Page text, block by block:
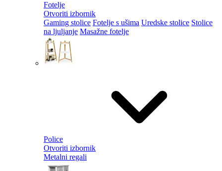
Fotelje
Otvoriti izbornik
Gaming stolice Fotelje s ušima Uredske stolice Stolice
na ljuljanje Masažne fotelje
Police
Otvoriti izbornik
Metalni regali